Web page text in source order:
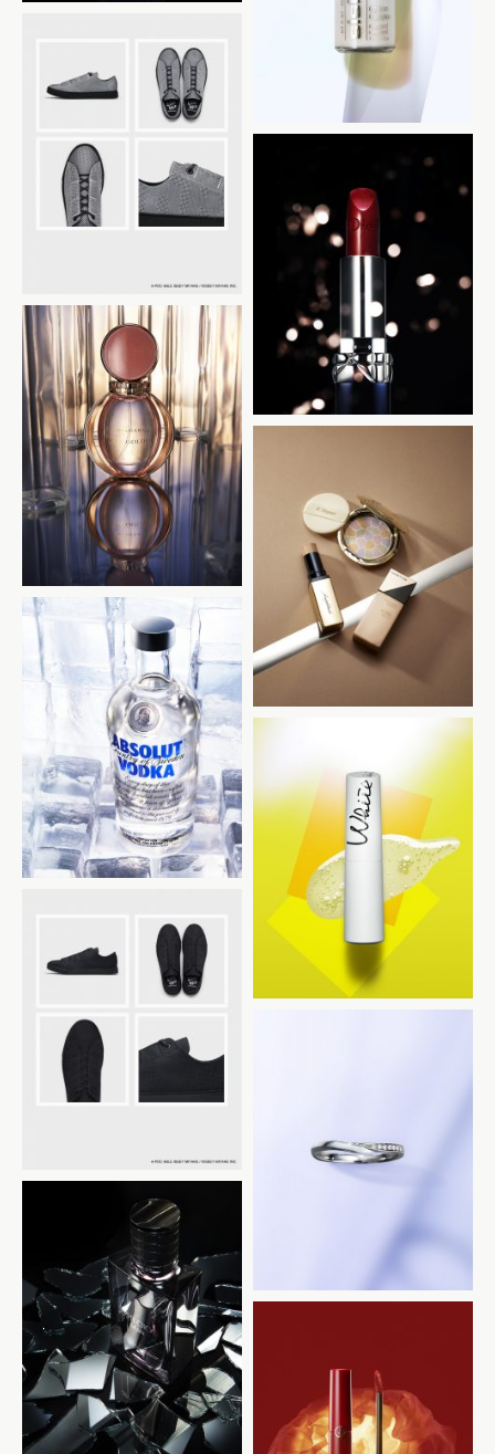
ISSEY MIYAKE
BVLGARI
集英社 MAQUIA
ABSOLUT VODKA
光文社 美ST
ISSEY MIYAKE
NIWAKA
JIMMY CHOO
ARMANI